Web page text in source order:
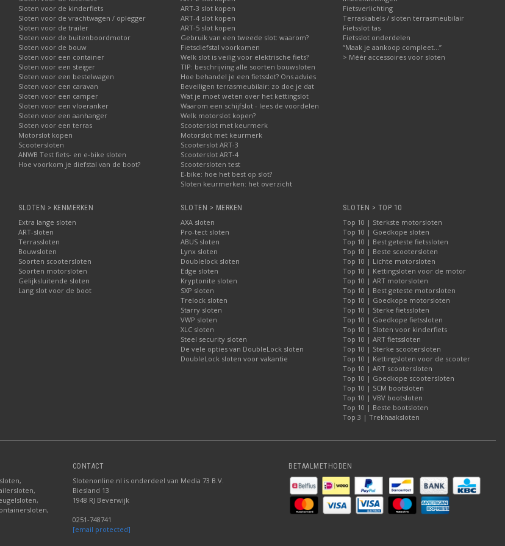
Sloten voor de kinderfiets
Sloten voor de vrachtwagen / oplegger
Sloten voor de trailer
Sloten voor de buitenboordmotor
Sloten voor de bouw
Sloten voor een container
Sloten voor een steiger
Sloten voor een bestelwagen
Sloten voor een caravan
Sloten voor een camper
Sloten voor een vloeranker
Sloten voor een aanhanger
Sloten voor een terras
Motorslot kopen
Scootersloten
ANWB Test fiets- en e-bike sloten
Hoe voorkom je diefstal van de boot?
ART-3 slot kopen
ART-4 slot kopen
ART-5 slot kopen
Gebruik van een tweede slot: waarom?
Fietsdiefstal voorkomen
Welk slot is veilig voor elektrische fiets?
TIP: beschrijving alle soorten bouwsloten
Hoe behandel je een fietsslot? Ons advies
Beveiligen terrasmeubilair: zo doe je dat
Wat je moet weten over het kettingslot
Waarom een schijfslot - lees de voordelen
Welk motorslot kopen?
Scooterslot met keurmerk
Motorslot met keurmerk
Scooterslot ART-3
Scooterslot ART-4
Scootersloten test
E-bike: hoe het best op slot?
Sloten keurmerken: het overzicht
Fietsverlichting
Terraskabels / sloten terrasmeubilair
Fietsslot tas
Fietsslot onderdelen
“Maak je aankoop compleet…”
> Méér accessoires voor sloten
SLOTEN > KENMERKEN
Extra lange sloten
ART-sloten
Terrassloten
Bouwsloten
Soorten scootersloten
Soorten motorsloten
Gelijksluitende sloten
Lang slot voor de boot
SLOTEN > MERKEN
AXA sloten
Pro-tect sloten
ABUS sloten
Lynx sloten
Doublelock sloten
Edge sloten
Kryptonite sloten
SXP sloten
Trelock sloten
Starry sloten
VWP sloten
XLC sloten
Steel security sloten
De vele opties van DoubleLock sloten
DoubleLock sloten voor vakantie
SLOTEN > TOP 10
Top 10 | Sterkste motorsloten
Top 10 | Goedkope sloten
Top 10 | Best geteste fietssloten
Top 10 | Beste scootersloten
Top 10 | Lichte motorsloten
Top 10 | Kettingsloten voor de motor
Top 10 | ART motorsloten
Top 10 | Best geteste motorsloten
Top 10 | Goedkope motorsloten
Top 10 | Sterke fietssloten
Top 10 | Goedkope fietssloten
Top 10 | Sloten voor kinderfiets
Top 10 | ART fietssloten
Top 10 | Sterke scootersloten
Top 10 | Kettingsloten voor de scooter
Top 10 | ART scootersloten
Top 10 | Goedkope scootersloten
Top 10 | SCM bootsloten
Top 10 | VBV bootsloten
Top 10 | Beste bootsloten
Top 3 | Trekhaaksloten
CONTACT
Slotenonline.nl is onderdeel van Media 73 B.V.
Biesland 13
1948 RJ Beverwijk
0251-748741
[email protected]
BETAALMETHODEN